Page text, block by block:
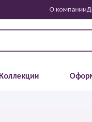
О компании
Коллекции